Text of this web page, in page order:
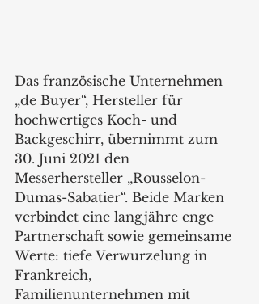
Das französische Unternehmen
„de Buyer“, Hersteller für
hochwertiges Koch- und
Backgeschirr, übernimmt zum
30. Juni 2021 den
Messerhersteller „Rousselon-
Dumas-Sabatier“. Beide Marken
verbindet eine langjähre enge
Partnerschaft sowie gemeinsame
Werte: tiefe Verwurzelung in
Frankreich,
Familienunternehmen mit